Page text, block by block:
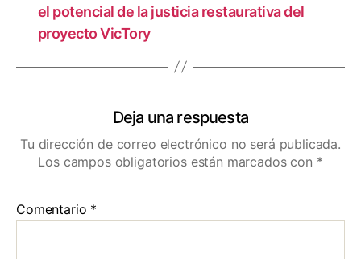
el potencial de la justicia restaurativa del
proyecto VicTory
Deja una respuesta
Tu dirección de correo electrónico no será publicada.
Los campos obligatorios están marcados con *
Comentario *